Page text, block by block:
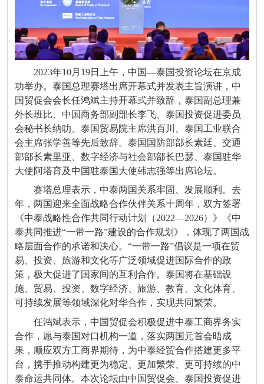
2023年10月19日上午，中国—泰国投资论坛在京成
功举办。泰国总理赛塔出席开幕式并发表主旨演讲，中
国贸促会会长任鸿斌主持开幕式并致辞，泰国副总理兼
外长班比、中国商务部副部长李飞、泰国投资促进委员
会秘书长纳叻、泰国贸易院主席洪百川、泰国工业联合
会主席张学善等先后致辞。泰国国防部部长素廷、交通
部部长素里亚、数字经济与社会部部长巴瑟、泰国驻华
大使阿塔育及中国驻泰国大使韩志强等出席论坛。
赛塔总理表示，中泰两国关系牢固、发展顺利。去
年，两国迎来全面战略合作伙伴关系十周年，双方签署
《中泰战略性合作共同行动计划（2022—2026）》《中
泰共同推进“一带一路”建设的合作规划》，体现了两国战
略层面合作的承诺和决心。“一带一路”倡议是一项在贸
易、投资、旅游和文化等广泛领域促进国际合作的政
策，极大促进了国家间的互利合作。泰国将在基础设
施、贸易、投资、数字经济、旅游、教育、文化体育、
可持续发展等领域深化对华合作，实现共同繁荣。
任鸿斌表示，中国贸促会积极促进中泰工商界务实
合作，愿与泰国对口机构一道，落实两国元首会晤成
果，顺应双方工商界期待，为中泰经贸合作搭建更多平
台，携手推动构建更为稳定、更加繁荣、更可持续的中
泰命运共同体。本次论坛由中国贸促会、泰国投资促进